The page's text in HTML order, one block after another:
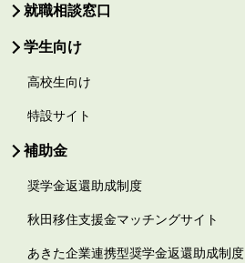
就職相談窓口
学生向け
高校生向け
特設サイト
補助金
奨学金返還助成制度
秋田移住支援金マッチングサイト
あきた企業連携型奨学金返還助成制度